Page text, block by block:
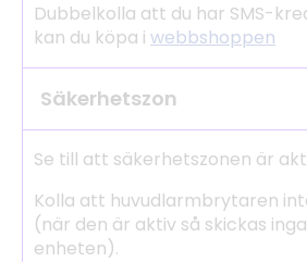
Dubbelkolla att du har SMS-
kan du köpa i webbshoppen
Säkerhetszon
Se till att säkerhetszonen är
Kolla att huvudlarmbrytaren
(när den är aktiv så skickas
enheten).